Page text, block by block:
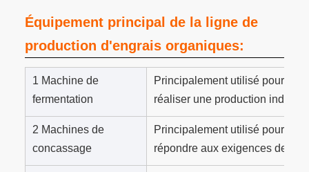
Équipement principal de la ligne de
production d'engrais organiques:
1 Machine de
fermentation
Principalement utilisé pour la
réaliser une production
2 Machines de
concassage
Principalement utilisé pour le
répondre aux exigences de